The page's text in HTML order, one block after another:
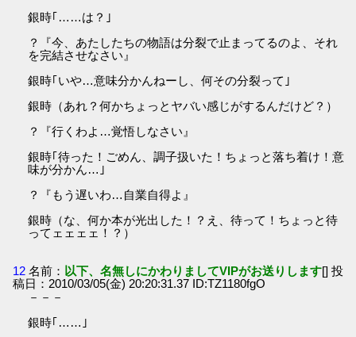
銀時｢……は？｣
？『今、あたしたちの物語は分裂で止まってるのよ、それ
を完結させなさい』
銀時｢いや…意味分かんねーし、何その分裂って｣
銀時（あれ？何かちょっとヤバい感じがするんだけど？）
？『行くわよ…覚悟しなさい』
銀時｢待った！ごめん、調子扱いた！ちょっと落ち着け！意
味が分かん…｣
？『もう遅いわ…自業自得よ』
銀時（な、何か本が光出した！？え、待って！ちょっと待
ってェェェェ！？）
12 名前： 以下、名無しにかわりましてVIPがお送りします[] 投
稿日：2010/03/05(金) 20:20:31.37 ID:TZ1180fgO
－－－
銀時｢……｣